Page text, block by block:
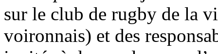
sur le club de rugby de la
voironnais) et des